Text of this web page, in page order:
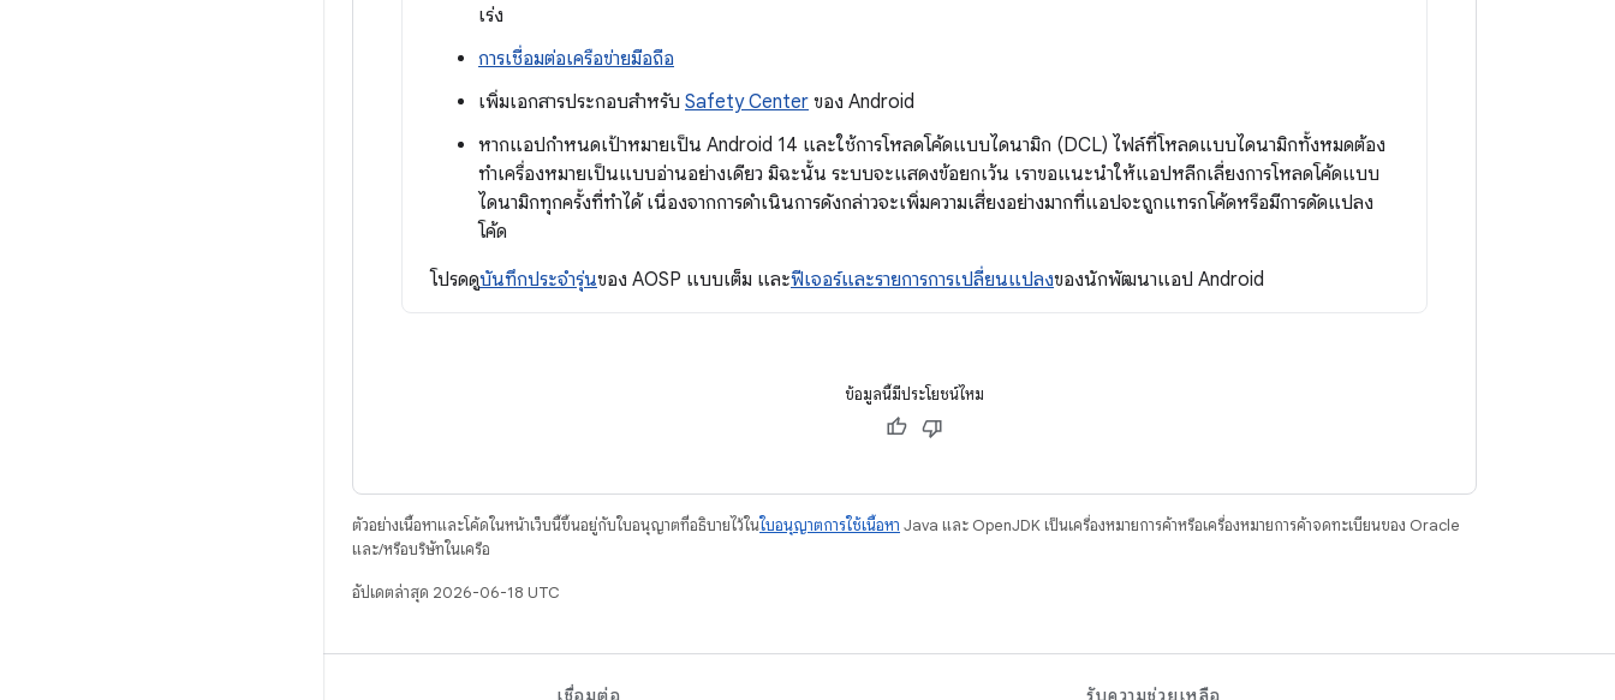
เร่ง
การเชื่อมต่อเครือข่ายมือถือ
เพิ่มเอกสารประกอบสำหรับ Safety Center ของ Android
หากแอปกำหนดเป้าหมายเป็น Android 14 และใช้การโหลดโค้ดแบบไดนามิก (DCL) ไฟล์ที่โหลดแบบไดนามิกทั้งหมดต้อง
ทําเครื่องหมายเป็นแบบอ่านอย่างเดียว มิฉะนั้น ระบบจะแสดงข้อยกเว้น เราขอแนะนำให้แอปหลีกเลี่ยงการโหลดโค้ดแบบ
ไดนามิกทุกครั้งที่ทำได้ เนื่องจากการดำเนินการดังกล่าวจะเพิ่มความเสี่ยงอย่างมากที่แอปจะถูกแทรกโค้ดหรือมีการดัดแปลง
โค้ด
โปรดดูบันทึกประจำรุ่นของ AOSP แบบเต็ม และฟีเจอร์และรายการการเปลี่ยนแปลงของนักพัฒนาแอป Android
ข้อมูลนี้มีประโยชน์ไหม
ตัวอย่างเนื้อหาและโค้ดในหน้าเว็บนี้ขึ้นอยู่กับใบอนุญาตที่อธิบายไว้ในใบอนุญาตการใช้เนื้อหา Java และ OpenJDK เป็นเครื่องหมายการค้าหรือเครื่องหมายการค้าจดทะเบียนของ Oracle
และ/หรือบริษัทในเครือ
อัปเดตล่าสุด 2026-06-18 UTC
เชื่อมต่อ รับความช่วยเหลือ